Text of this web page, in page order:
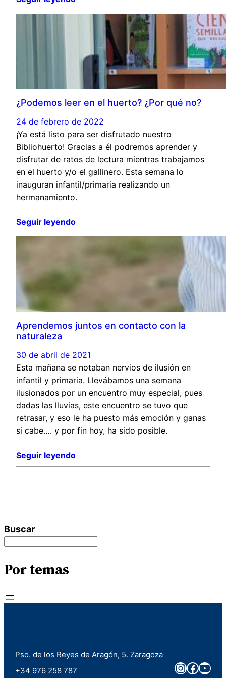
¿Podemos leer en el huerto? ¿Por qué no?
24 de febrero de 2022
¡Ya está listo para ser disfrutado nuestro
Bibliohuerto! Gracias a él podremos aprender y
disfrutar de ratos de lectura mientras trabajamos
en el huerto y/o el gallinero. Esta semana lo
inauguran infantil/primaria realizando un
hermanamiento.
Seguir leyendo
Aprendemos juntos en contacto con la
naturaleza
30 de abril de 2021
Esta mañana se notaban nervios de ilusión en
infantil y primaria. Llevábamos una semana
ilusionados por un encuentro muy especial, pues
dadas las lluvias, este encuentro se tuvo que
retrasar, y eso le ha puesto más emoción y ganas
si cabe…. y por fin hoy, ha sido posible.
Seguir leyendo
Buscar
Por temas
Pso. de los Reyes de Aragón, 5. Zaragoza
+34 976 258 787